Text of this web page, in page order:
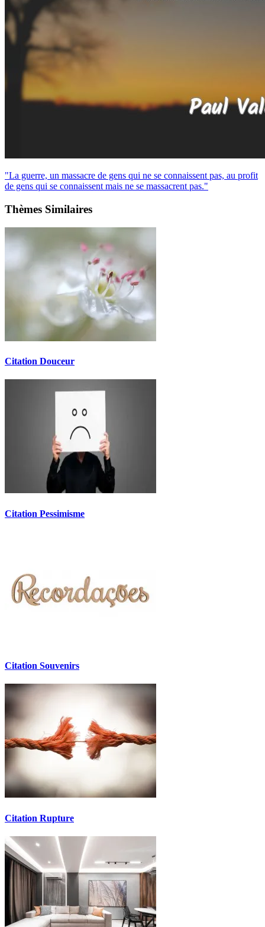
"La guerre, un massacre de gens qui ne se connaissent pas, au profit
de gens qui se connaissent mais ne se massacrent pas."
Thèmes Similaires
Citation Douceur
Citation Pessimisme
Citation Souvenirs
Citation Rupture